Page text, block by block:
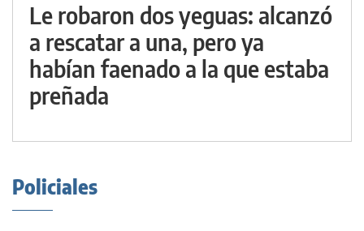
Le robaron dos yeguas: alcanzó
a rescatar a una, pero ya
habían faenado a la que estaba
preñada
Policiales